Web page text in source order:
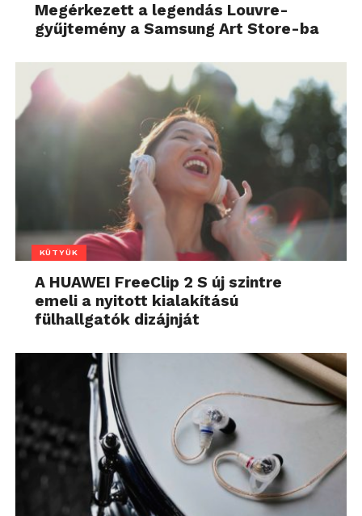
Megérkezett a legendás Louvre-
gyűjtemény a Samsung Art Store-ba
KÜTYÜK
A HUAWEI FreeClip 2 S új szintre
emeli a nyitott kialakítású
fülhallgatók dizájnját